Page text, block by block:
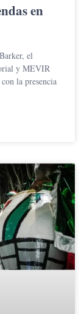
en
el
y MEVIR
la presencia